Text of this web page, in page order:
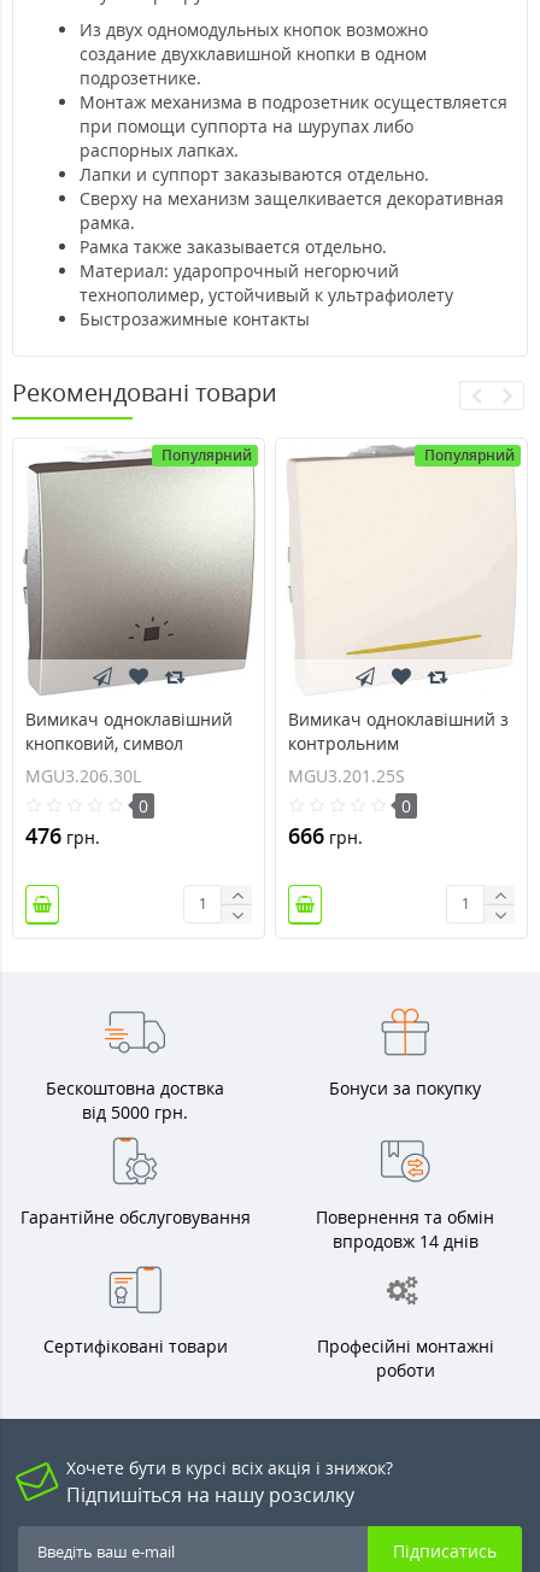
Из двух одномодульных кнопок возможно
создание двухклавишной кнопки в одном
подрозетнике.
Монтаж механизма в подрозетник осуществляется
при помощи суппорта на шурупах либо
распорных лапках.
Лапки и суппорт заказываются отдельно.
Сверху на механизм защелкивается декоративная
рамка.
Рамка также заказывается отдельно.
Материал: ударопрочный негорючий
технополимер, устойчивый к ультрафиолету
Быстрозажимные контакты
Рекомендовані товари
Популярний
Вимикач одноклавішний
кнопковий, символ
`світло` Unica 10А
MGU3.206.30L
MGU3.206.30L
0
476 грн.
Популярний
Вимикач одноклавішний з
контрольним
підсвічуванням 10А серія
Unica MGU3.201.25S
MGU3.201.25S
0
666 грн.
Бескоштовна доствка
від 5000 грн.
Бонуси за покупку
Гарантійне обслуговування
Повернення та обмін
впродовж 14 днів
Сертифіковані товари
Професійні монтажні
роботи
Хочете бути в курсі всіх акція і знижок?
Підпишіться на нашу розсилку
Підписатись